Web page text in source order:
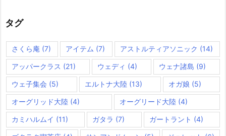
ー
タグ
さくら庵 (7) アイテム (7) アストルティアソニック (14)
アッパークラス (21) ウェディ (4) ウェナ諸島 (9)
ウェ子集会 (5) エルトナ大陸 (13) オガ娘 (5)
オーグリッド大陸 (4) オーグリード大陸 (4)
カミハルムイ (11) ガタラ (7) ガートラント (4)